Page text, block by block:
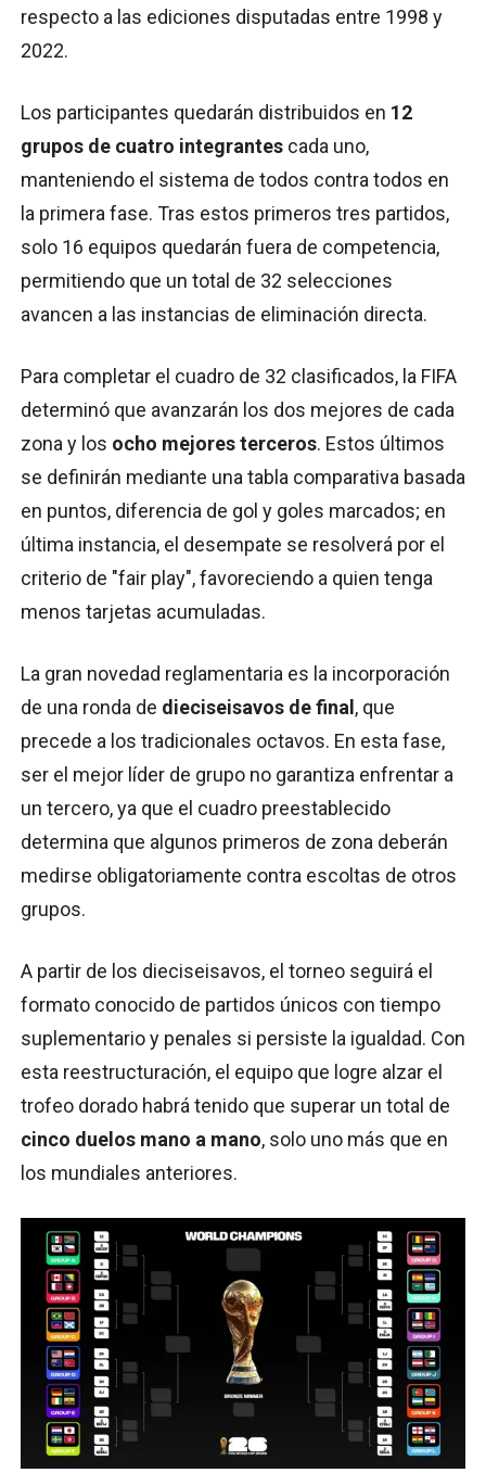
respecto a las ediciones disputadas entre 1998 y
2022.
Los participantes quedarán distribuidos en 12
grupos de cuatro integrantes cada uno,
manteniendo el sistema de todos contra todos en
la primera fase. Tras estos primeros tres partidos,
solo 16 equipos quedarán fuera de competencia,
permitiendo que un total de 32 selecciones
avancen a las instancias de eliminación directa.
Para completar el cuadro de 32 clasificados, la FIFA
determinó que avanzarán los dos mejores de cada
zona y los ocho mejores terceros. Estos últimos
se definirán mediante una tabla comparativa basada
en puntos, diferencia de gol y goles marcados; en
última instancia, el desempate se resolverá por el
criterio de "fair play", favoreciendo a quien tenga
menos tarjetas acumuladas.
La gran novedad reglamentaria es la incorporación
de una ronda de dieciseisavos de final , que
precede a los tradicionales octavos. En esta fase,
ser el mejor líder de grupo no garantiza enfrentar a
un tercero, ya que el cuadro preestablecido
determina que algunos primeros de zona deberán
medirse obligatoriamente contra escoltas de otros
grupos.
A partir de los dieciseisavos, el torneo seguirá el
formato conocido de partidos únicos con tiempo
suplementario y penales si persiste la igualdad. Con
esta reestructuración, el equipo que logre alzar el
trofeo dorado habrá tenido que superar un total de
cinco duelos mano a mano, solo uno más que en
los mundiales anteriores.